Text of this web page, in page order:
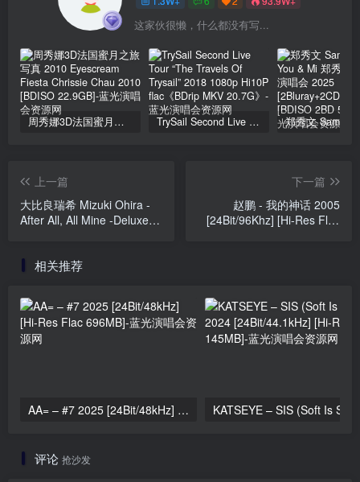
这家伙很懒，什么都没有写...
周秀娜3D法国蜜月之旅写真 2010 Eyescream Fiesta Chrissie Chau 2010 [BDISO 22.9GB] TrySail Second Live Tour “The Travels Of Trysail” 2018 1080p Hi10P flac《BDrip MKV 20.7G》
上一篇
大比良瑞希 Mizuki Ohira -
After All, All Mine -Deluxe
751MB]
下一篇
赵鹏 - 我的神话 2005
[24Bit/96Khz] [Hi-Res Flac
相关推荐
AA= – #7 2025 [24Bit/48kHz] [Hi-Res Flac 696MB]
评论 抢沙发